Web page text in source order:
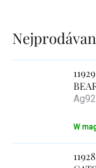
W
Lista
produktów